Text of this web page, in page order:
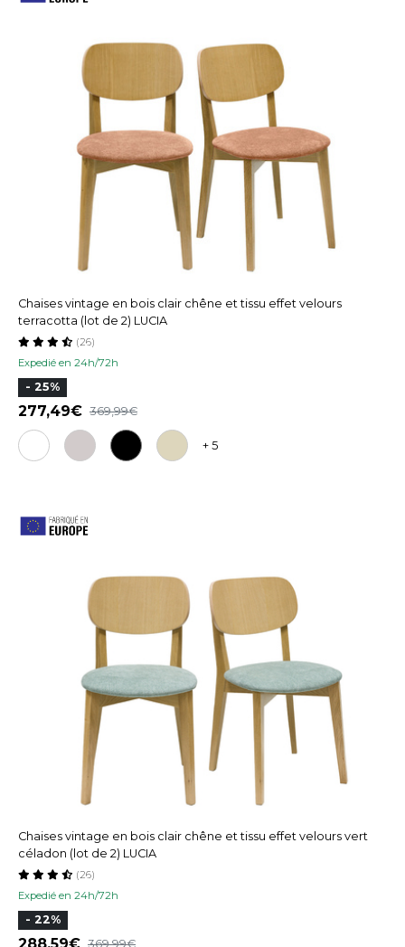
Chaises vintage en bois clair chêne et tissu effet velours
terracotta (lot de 2) LUCIA
Expedié en 24h/72h
(26)
- 25%
277,49 369,99
+ 5
Chaises vintage en bois clair chêne et tissu effet velours vert
céladon (lot de 2) LUCIA
Expedié en 24h/72h
(26)
- 22%
288,59 369,99